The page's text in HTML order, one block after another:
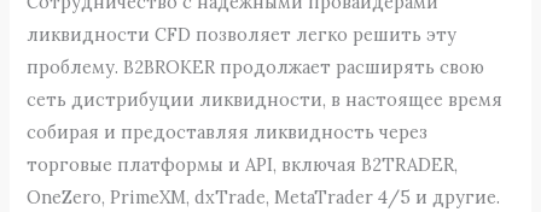
ликвидности CFD позволяет легко решить эту
проблему. B2BROKER продолжает расширять свою
сеть дистрибуции ликвидности, в настоящее время
собирая и предоставляя ликвидность через
торговые платформы и API, включая B2TRADER,
OneZero, PrimeXM, dxTrade, MetaTrader 4/5 и другие.